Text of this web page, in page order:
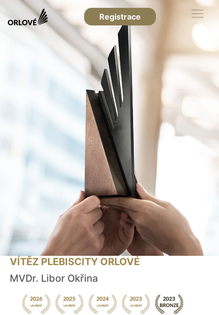
Registrace
VÍTĚZ PLEBISCITY ORLOVÉ
MVDr. Libor Okřina